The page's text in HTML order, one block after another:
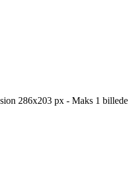
286x203 px - Maks 1 billede